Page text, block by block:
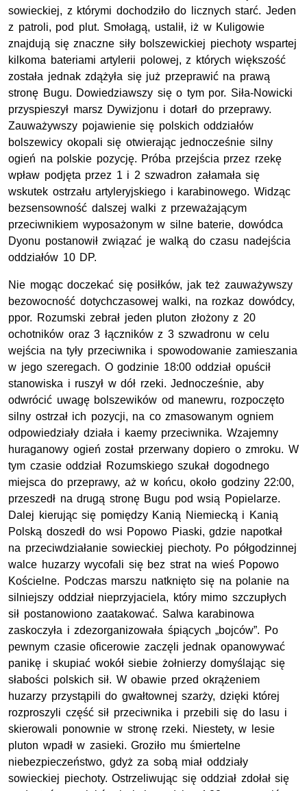
sowieckiej, z którymi dochodziło do licznych starć. Jeden
z patroli, pod plut. Smołagą, ustalił, iż w Kuligowie
znajdują się znaczne siły bolszewickiej piechoty wspartej
kilkoma bateriami artylerii polowej, z których większość
została jednak zdążyła się już przeprawić na prawą
stronę Bugu. Dowiedziawszy się o tym por. Siła-Nowicki
przyspieszył marsz Dywizjonu i dotarł do przeprawy.
Zauważywszy pojawienie się polskich oddziałów
bolszewicy okopali się otwierając jednocześnie silny
ogień na polskie pozycję. Próba przejścia przez rzekę
wpław podjęta przez 1 i 2 szwadron załamała się
wskutek ostrzału artyleryjskiego i karabinowego. Widząc
bezsensowność dalszej walki z przeważającym
przeciwnikiem wyposażonym w silne baterie, dowódca
Dyonu postanowił związać je walką do czasu nadejścia
oddziałów 10 DP.
Nie mogąc doczekać się posiłków, jak też zauważywszy
bezowocność dotychczasowej walki, na rozkaz dowódcy,
ppor. Rozumski zebrał jeden pluton złożony z 20
ochotników oraz 3 łączników z 3 szwadronu w celu
wejścia na tyły przeciwnika i spowodowanie zamieszania
w jego szeregach. O godzinie 18:00 oddział opuścił
stanowiska i ruszył w dół rzeki. Jednocześnie, aby
odwrócić uwagę bolszewików od manewru, rozpoczęto
silny ostrzał ich pozycji, na co zmasowanym ogniem
odpowiedziały działa i kaemy przeciwnika. Wzajemny
huraganowy ogień został przerwany dopiero o zmroku. W
tym czasie oddział Rozumskiego szukał dogodnego
miejsca do przeprawy, aż w końcu, około godziny 22:00,
przeszedł na drugą stronę Bugu pod wsią Popielarze.
Dalej kierując się pomiędzy Kanią Niemiecką i Kanią
Polską doszedł do wsi Popowo Piaski, gdzie napotkał
na przeciwdziałanie sowieckiej piechoty. Po półgodzinnej
walce huzarzy wycofali się bez strat na wieś Popowo
Kościelne. Podczas marszu natknięto się na polanie na
silniejszy oddział nieprzyjaciela, który mimo szczupłych
sił postanowiono zaatakować. Salwa karabinowa
zaskoczyła i zdezorganizowała śpiących „bojców”. Po
pewnym czasie oficerowie zaczęli jednak opanowywać
panikę i skupiać wokół siebie żołnierzy domyślając się
słabości polskich sił. W obawie przed okrążeniem
huzarzy przystąpili do gwałtownej szarży, dzięki której
rozproszyli część sił przeciwnika i przebili się do lasu i
skierowali ponownie w stronę rzeki. Niestety, w lesie
pluton wpadł w zasieki. Groziło mu śmiertelne
niebezpieczeństwo, gdyż za sobą miał oddziały
sowieckiej piechoty. Ostrzeliwując się oddział zdołał się